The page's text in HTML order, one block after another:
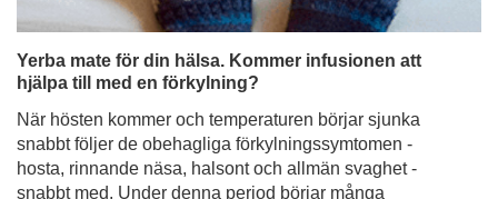
Yerba mate för din hälsa. Kommer infusionen att
hjälpa till med en förkylning?
När hösten kommer och temperaturen börjar sjunka
snabbt följer de obehagliga förkylningssymtomen -
hosta, rinnande näsa, halsont och allmän svaghet -
snabbt med. Under denna period börjar många